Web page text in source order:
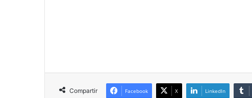
Compartir Facebook X LinkedIn